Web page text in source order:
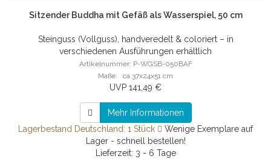
Sitzender Buddha mit Gefäß als Wasserspiel, 50 cm
Steinguss (Vollguss), handveredelt & coloriert – in
verschiedenen Ausführungen erhältlich
Artikelnummer: P-WGSB-050BAF
Maße: ca.37x24x51 cm
UVP 141,49 €
Mehr Informationen
Lagerbestand Deutschland: 1 Stück
Wenige Exemplare auf
Lager - schnell bestellen!
Lieferzeit: 3 - 6 Tage